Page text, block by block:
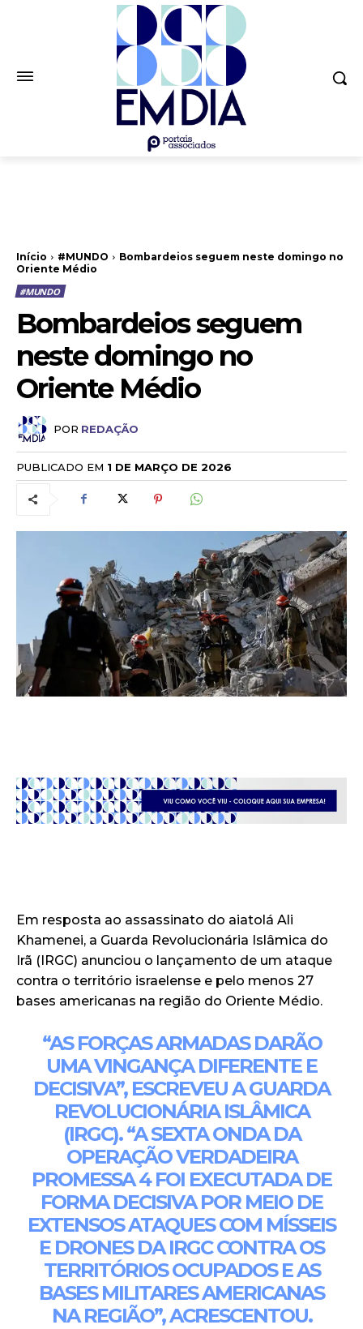
Início #MUNDO
Bombardeios seguem neste domingo no
Oriente Médio
#MUNDO
Bombardeios seguem
neste domingo no
Oriente Médio
POR REDAÇÃO
PUBLICADO EM 1 DE MARÇO DE 2026
Em resposta ao assassinato do aiatolá Ali
Khamenei, a Guarda Revolucionária Islâmica do
Irã (IRGC) anunciou o lançamento de um ataque
contra o território israelense e pelo menos 27
bases americanas na região do Oriente Médio.
“AS FORÇAS ARMADAS DARÃO
UMA VINGANÇA DIFERENTE E
DECISIVA”, ESCREVEU A GUARDA
REVOLUCIONÁRIA ISLÂMICA
(IRGC). “A SEXTA ONDA DA
OPERAÇÃO VERDADEIRA
PROMESSA 4 FOI EXECUTADA DE
FORMA DECISIVA POR MEIO DE
EXTENSOS ATAQUES COM MÍSSEIS
E DRONES DA IRGC CONTRA OS
TERRITÓRIOS OCUPADOS E AS
BASES MILITARES AMERICANAS
NA REGIÃO”, ACRESCENTOU.